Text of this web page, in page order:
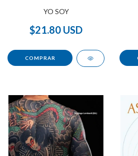
YO SOY
$21.80 USD